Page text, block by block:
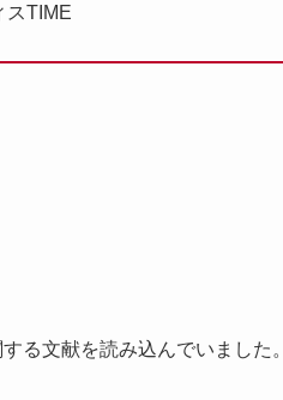
スTIME
る文献を読み込んでいました。